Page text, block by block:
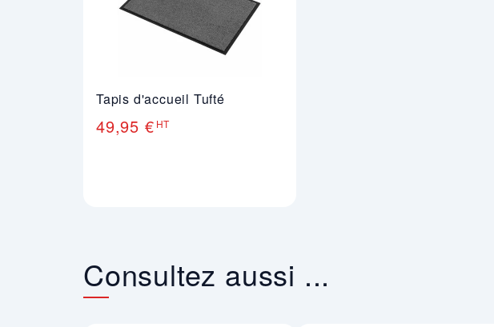
Tapis d'accueil Tufté
49,95 € HT
Consultez aussi ...